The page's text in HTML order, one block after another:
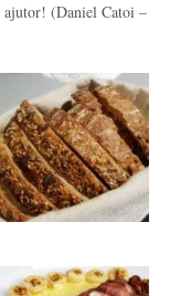
(Daniel Catoi –